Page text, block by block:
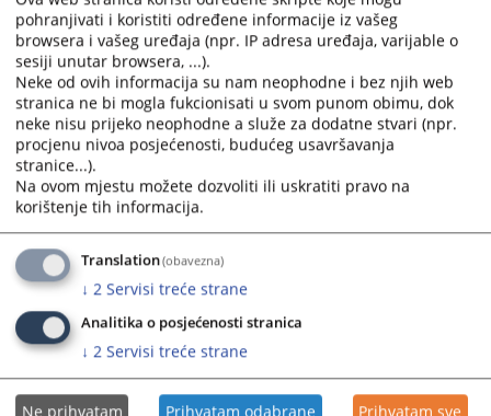
calendar
and
select
a
date.
Press
the
question
mark
to
get
the
keyboard
shortcuts
changing
calendar
and
select
a
date.
Press
the
mark
get
the
keyboard
shortcuts
changing
03.09.2021.
Informativni video o sudskoj nagodbi
03.09.2021.
Baza sudskih odluka
pohranjivati i koristiti određene informacije iz vašeg
browsera i vašeg uređaja (npr. IP adresa uređaja, varijable o
sesiji unutar browsera, ...).
Neke od ovih informacija su nam neophodne i bez njih web
stranica ne bi mogla fukcionisati u svom punom obimu, dok
neke nisu prijeko neophodne a služe za dodatne stvari (npr.
procjenu nivoa posjećenosti, budućeg usavršavanja
stranice...).
Na ovom mjestu možete dozvoliti ili uskratiti pravo na
korištenje tih informacija.
Translation(obavezna)
↓ 2 Servisi treće strane
Analitika o posjećenosti stranica
↓ 2 Servisi treće strane
Ne prihvatam Prihvatam odabrane Prihvatam sve